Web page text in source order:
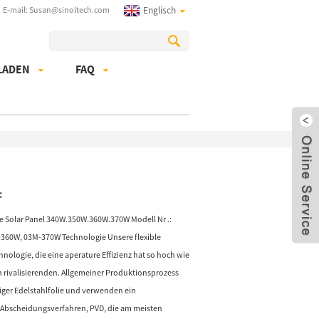
E-mail: Susan@sinoltech.com Englisch
FAQ
Solar Panel 340W.350W.360W.370W Modell Nr .:
03M-370W Technologie Unsere flexible
die eine aperature Effizienz hat so hoch wie
rivalisierenden. Allgemeiner Produktionsprozess
Edelstahlfolie und verwenden ein
PVD, die am meisten